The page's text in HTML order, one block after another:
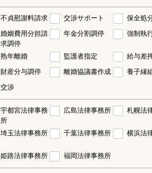
不貞慰謝料請求 交渉サポート 保全処
婚姻費用分担請
求調停
年金分割調停 強制執
熟年離婚 監護者指定 給与差
財産分与調停
離婚協議書作成 養子縁
交渉
宇都宮法律事務
所
広島法律事務所 札幌法
埼玉法律事務所 千葉法律事務所 横浜法
姫路法律事務所 福岡法律事務所